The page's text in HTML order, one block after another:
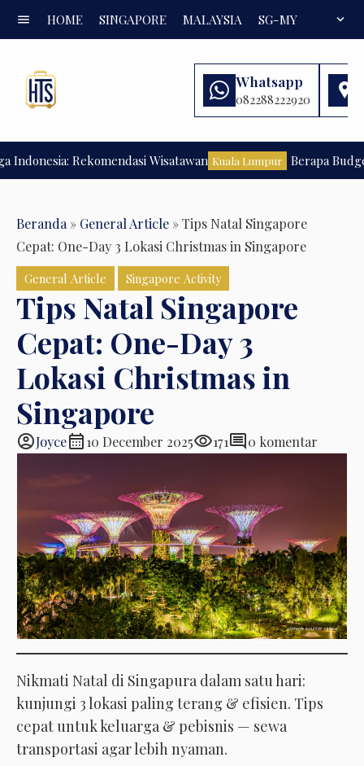
menu HOME SINGAPORE MALAYSIA SG-MY FAQexpand_more
Whatsapp
082288222920
Rekomendasi Wisatawan Kuala Lumpur Berapa Budget
Beranda » General Article »Tips Natal Singapore
Cepat: One-Day 3 Lokasi Christmas in Singapore
General Article Singapore Activity
Tips Natal Singapore
Cepat: One-Day 3
Lokasi Christmas in
Singapore
account_circleJoycecalendar_month10 December 2025visibility171comment0 komentar
Nikmati Natal di Singapura dalam satu hari:
kunjungi 3 lokasi paling terang & efisien. Tips
cepat untuk keluarga & pebisnis — sewa
transportasi agar lebih nyaman.